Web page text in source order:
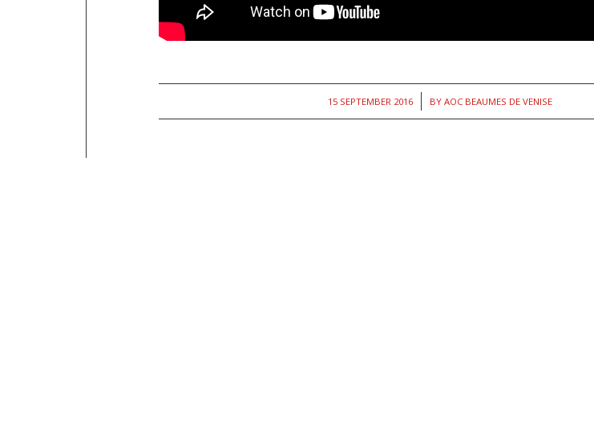
15 SEPTEMBER 2016
/ BYAOC BEAUMES DE VENISE